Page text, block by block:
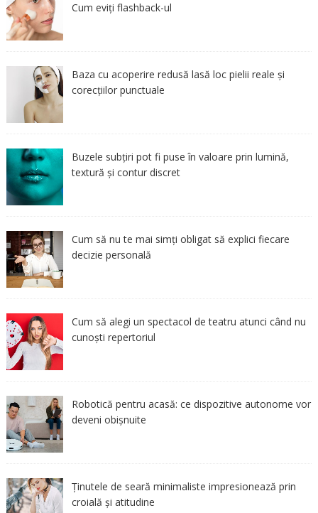
Cum eviți flashback-ul
Baza cu acoperire redusă lasă loc pielii reale și
corecțiilor punctuale
Buzele subțiri pot fi puse în valoare prin lumină,
textură și contur discret
Cum să nu te mai simți obligat să explici fiecare
decizie personală
Cum să alegi un spectacol de teatru atunci când nu
cunoști repertoriul
Robotică pentru acasă: ce dispozitive autonome vor
deveni obișnuite
Ținutele de seară minimaliste impresionează prin
croială și atitudine